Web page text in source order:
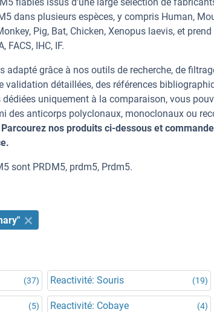
dans plusieurs espèces, y compris Human,
Pig, Bat, Chicken, Xenopus laevis, et
FACS, IHC, IF.
adapté grâce à nos outils de recherche, de
validation détaillées, des références
uniquement à la comparaison, vous
des anticorps polyclonaux, monoclonaux ou
Parcourez nos produits ci-dessous et
sont PRDM5, prdm5, Prdm5.
(37) Reactivité: Souris (19)
(5) Reactivité: Cobaye (4)